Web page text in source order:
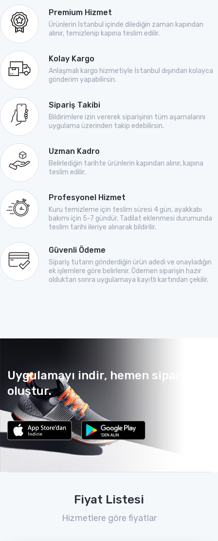
Premium Hizmet
Ürünlerin İstanbul içinde dilediğin zaman kapından
alınır, temizlenip kapına teslim edilir.
Kolay Kargo
Anlaşmalı kargo hizmetiyle İstanbul dışından kolayca
gönderim yapabilirsin.
Sipariş Takibi
Bildirimlere izin vererek siparişinin tüm aşamalarını
uygulama üzerinden takip edebilirsin.
Uzman Kadro
Belirlediğin tarihte ürünlerin kapından alınır, kapına
teslim edilir.
Profesyonel Hizmet
Kuru temizleme için teslim süresi 4 gün, ayakkabı
bakımı için 5-7 gündür. Tadilat eklenmesi durumunda
teslim tarihi ileriye alınarak bildirilir.
Güvenli Ödeme
Sipariş tutarın gönderdiğin ürün adedi ve onayladığın
ek işlemlere göre belirlenir. Ödemen siparişin hazır
olduktan sonra uygulamaya kayıtlı kartından çekilir.
Uygulamayı indir, hemen sipariş
oluştur.
Fiyat Listesi
Hizmetlere göre fiyatlar